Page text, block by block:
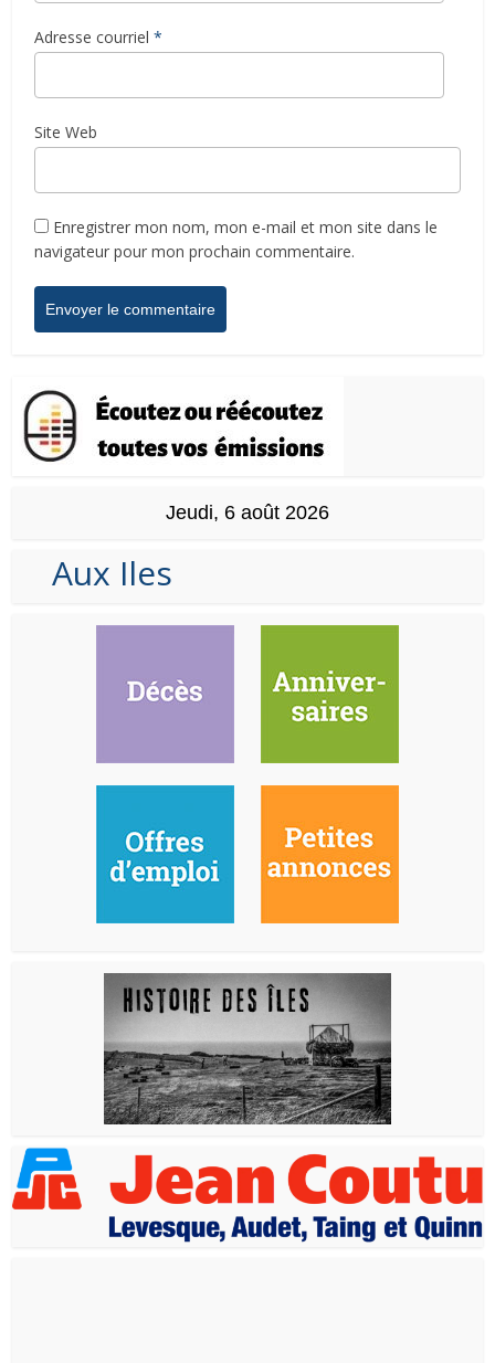
Adresse courriel *
Site Web
Enregistrer mon nom, mon e-mail et mon site dans le
navigateur pour mon prochain commentaire.
Jeudi, 6 août 2026
Aux Iles